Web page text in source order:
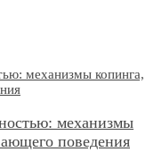
механизмы
поведения